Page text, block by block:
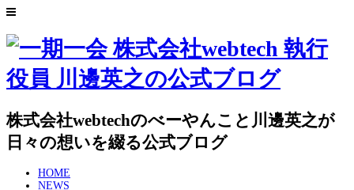
株式会社webtechのべーやんこと川邊英之が
日々の想いを綴る公式ブログ
HOME
NEWS